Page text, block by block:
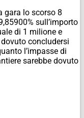
gara lo scorso 8
sull’importo
di 1 milione e
concludersi
l’impasse di
sarebbe dovuto